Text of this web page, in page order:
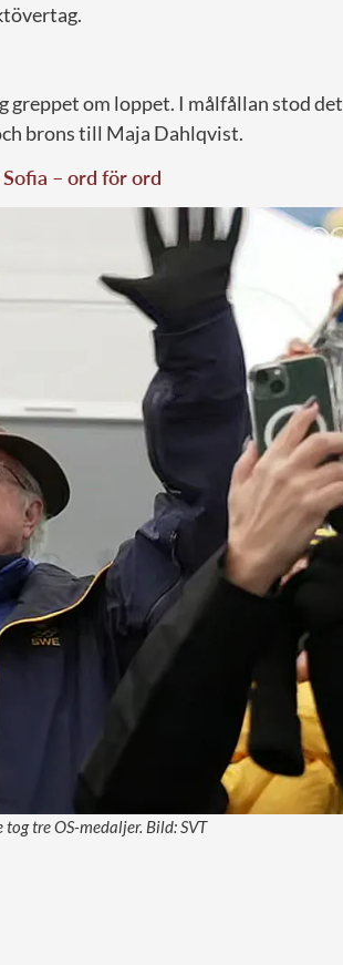
greppet om loppet. I målfållan stod det
brons till Maja Dahlqvist.
– ord för ord
tre OS-medaljer. Bild: SVT